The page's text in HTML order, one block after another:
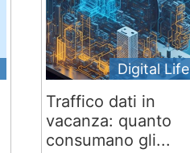
Digital Life
Traffico dati in
vacanza: quanto
consumano gli...